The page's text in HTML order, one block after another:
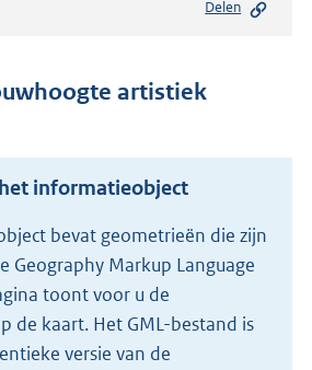
n
o
t
t
e
:
2
K
Delen
artistiek
informatieobject
bevat geometrieën die zijn
Geography Markup Language
toont voor u de
de kaart. Het GML-bestand is
versie van de